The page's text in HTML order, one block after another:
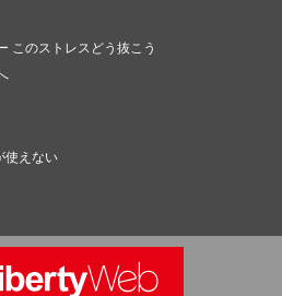
このストレスどう抜こう
使えない